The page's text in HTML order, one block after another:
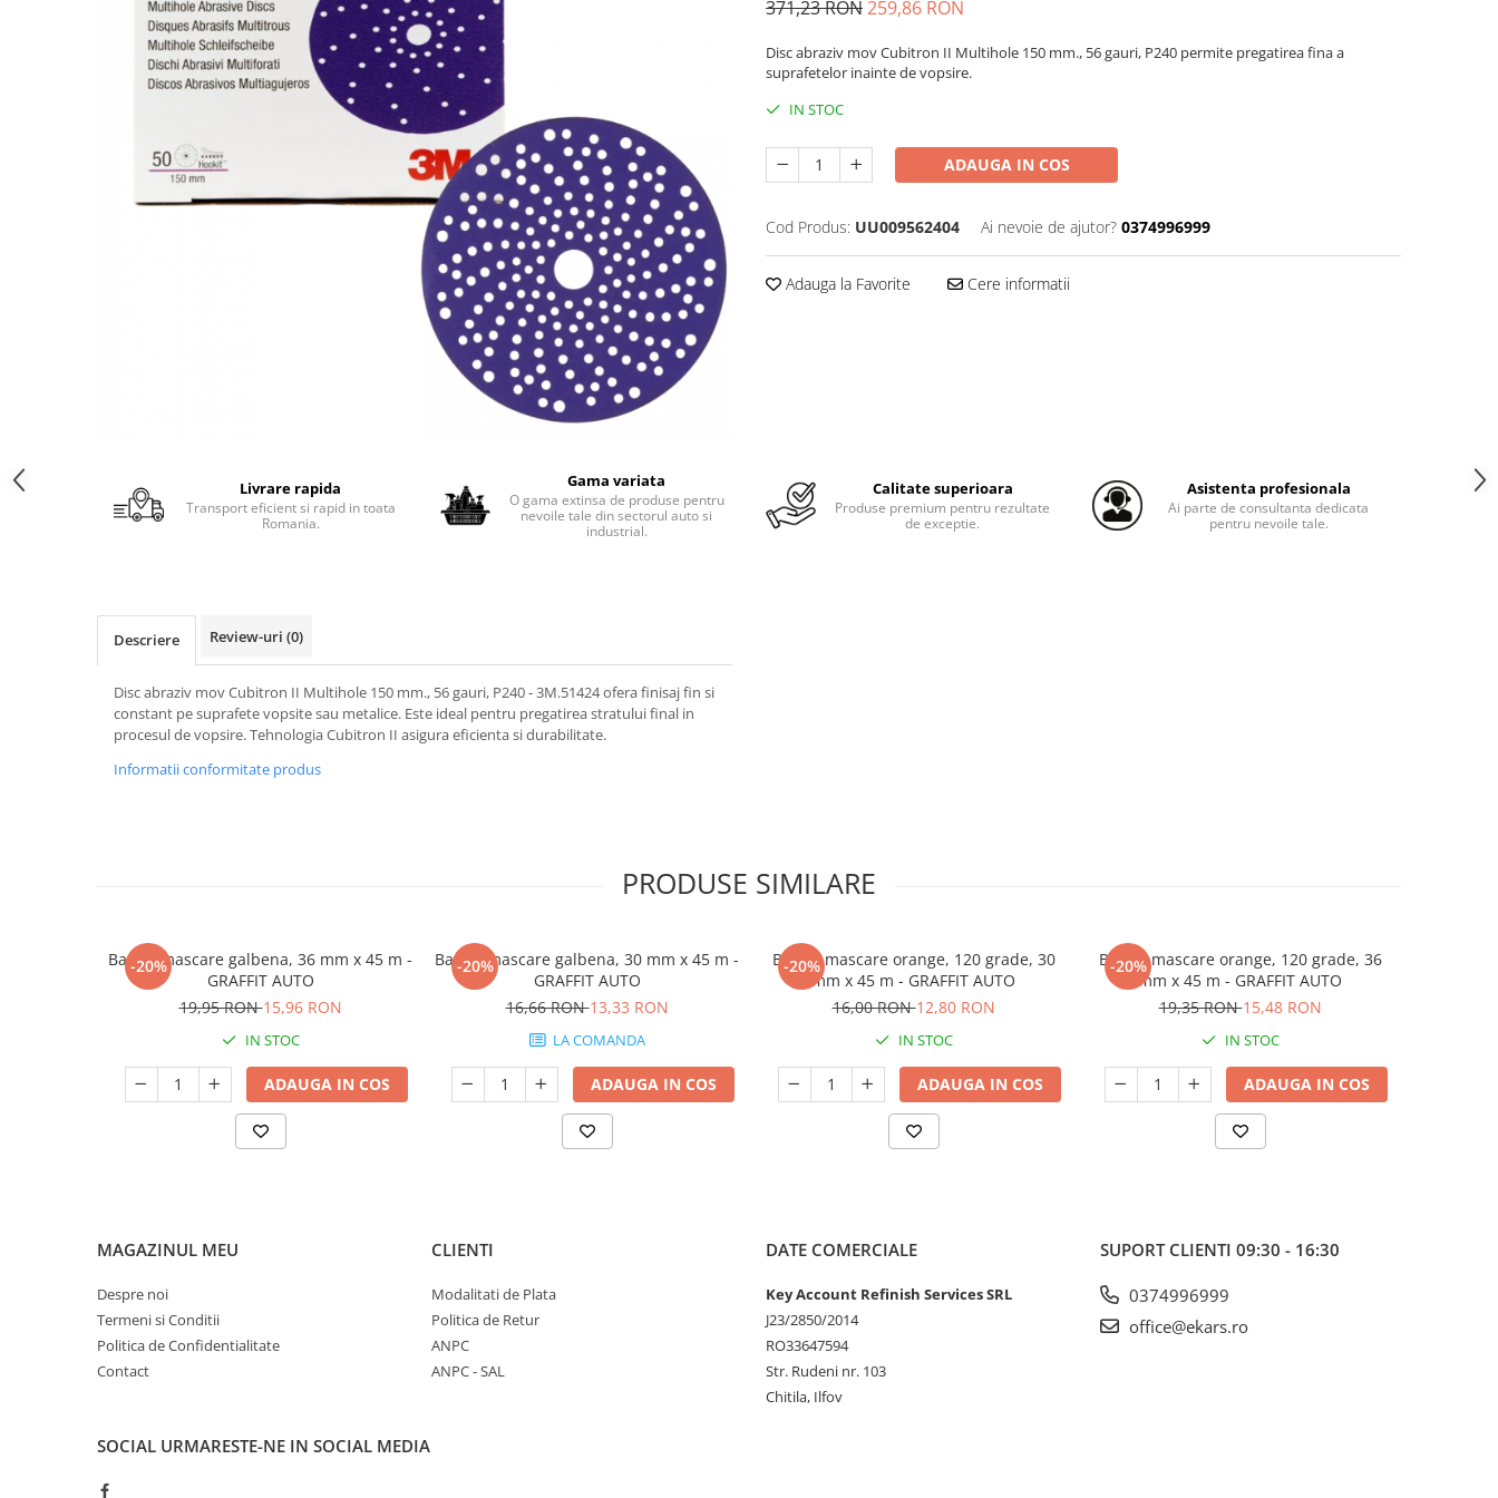
371,23 RON259,86 RON
Disc abraziv mov Cubitron II Multihole 150 mm., 56 gauri, P240 permite pregatirea fina a
suprafetelor inainte de vopsire.
IN STOC
ADAUGA IN COS
Cod Produs: UU009562404 Ai nevoie de ajutor? 0374996999
Adauga la Favorite Cere informatii
Livrare rapida
Transport eficient si rapid in toata
Romania.
Gama variata
O gama extinsa de produse pentru
nevoile tale din sectorul auto si
industrial.
Calitate superioara
Produse premium pentru rezultate
de exceptie.
Asistenta profesionala
Ai parte de consultanta dedicata
pentru nevoile tale.
Descriere Review-uri (0)
Disc abraziv mov Cubitron II Multihole 150 mm., 56 gauri, P240 - 3M.51424 ofera finisaj fin si
constant pe suprafete vopsite sau metalice. Este ideal pentru pregatirea stratului final in
procesul de vopsire. Tehnologia Cubitron II asigura eficienta si durabilitate.
Informatii conformitate produs
PRODUSE SIMILARE
-20%
Banda mascare galbena, 36 mm x 45 m -
GRAFFIT AUTO
19,95 RON15,96 RON
IN STOC
ADAUGA IN COS
-20%
Banda mascare galbena, 30 mm x 45 m -
GRAFFIT AUTO
16,66 RON13,33 RON
LA COMANDA
ADAUGA IN COS
-20%
Banda mascare orange, 120 grade, 30
mm x 45 m - GRAFFIT AUTO
16,00 RON12,80 RON
IN STOC
ADAUGA IN COS
-20%
Banda mascare orange, 120 grade, 36
mm x 45 m - GRAFFIT AUTO
19,35 RON15,48 RON
IN STOC
ADAUGA IN COS
MAGAZINUL MEU
Despre noi
Termeni si Conditii
Politica de Confidentialitate
Contact
CLIENTI
Modalitati de Plata
Politica de Retur
ANPC
ANPC - SAL
DATE COMERCIALE
Key Account Refinish Services SRL
J23/2850/2014
RO33647594
Str. Rudeni nr. 103
Chitila, Ilfov
SUPORT CLIENTI 09:30 - 16:30
0374996999
office@ekars.ro
SOCIAL URMARESTE-NE IN SOCIAL MEDIA